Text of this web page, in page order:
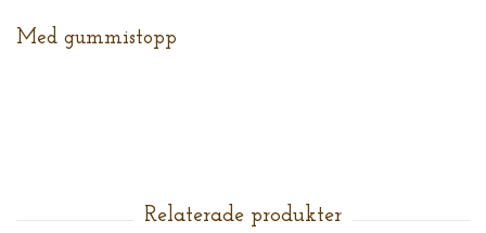
Med gummistopp